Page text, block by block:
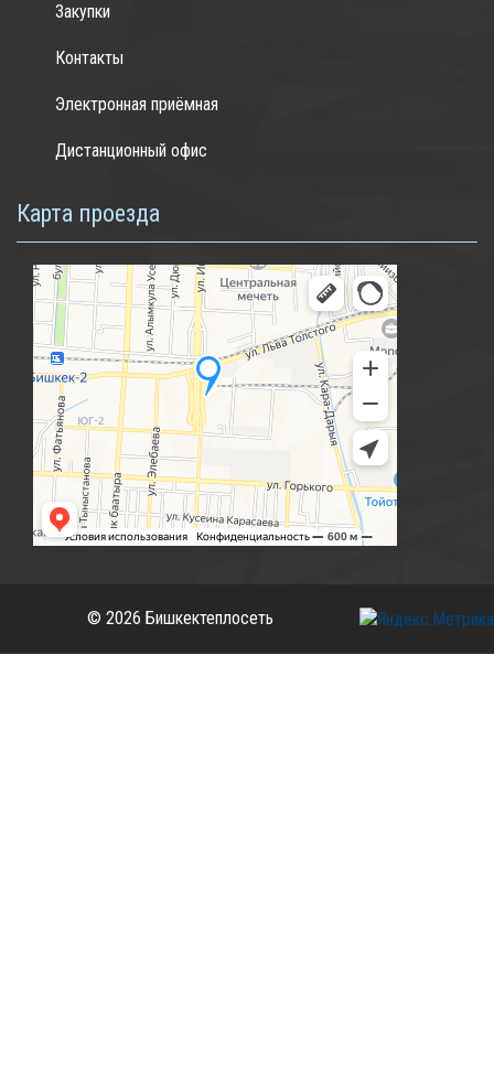
Закупки
Контакты
Электронная приёмная
Дистанционный офис
Карта проезда
© 2026 Бишкектеплосеть